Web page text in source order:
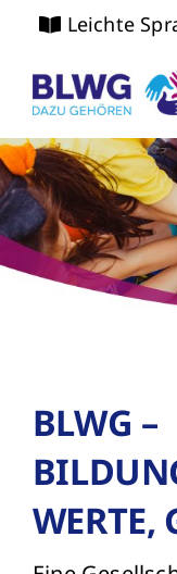
Zum
springen
Leichte
BLWG –
WERTE,